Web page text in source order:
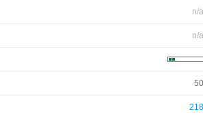
n/a
n/a
50
218